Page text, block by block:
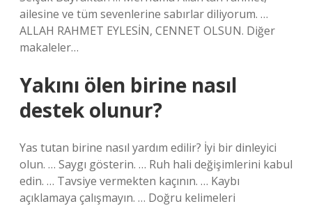
ailesine ve tüm sevenlerine sabırlar diliyorum. …
ALLAH RAHMET EYLESİN, CENNET OLSUN. Diğer
makaleler…
Yakını ölen birine nasıl
destek olunur?
Yas tutan birine nasıl yardım edilir? İyi bir dinleyici
olun. … Saygı gösterin. … Ruh hali değişimlerini kabul
edin. … Tavsiye vermekten kaçının. … Kaybı
açıklamaya çalışmayın. … Doğru kelimeleri